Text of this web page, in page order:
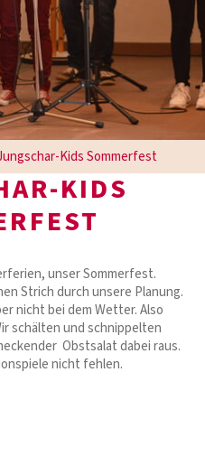
Kids Sommerfest
KIDS
unser Sommerfest.
Strich durch unsere Planung.
nicht bei dem Wetter. Also
schälten und schnippelten
Obstsalat dabei raus.
nicht fehlen.